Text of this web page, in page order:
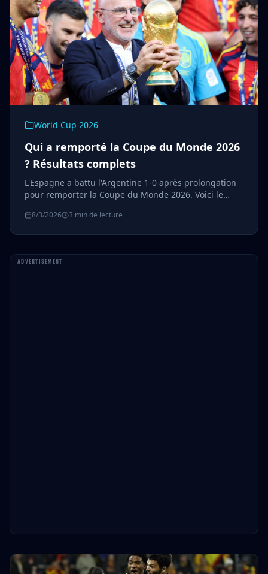
World Cup 2026
Qui a remporté la Coupe du Monde 2026
? Résultats complets
L'Espagne a battu l'Argentine 1-0 après prolongation
pour remporter la Coupe du Monde 2026. Voici le
cela signifie pour la carrière de Messi en Argentine.
8/3/2026 3 min de lecture